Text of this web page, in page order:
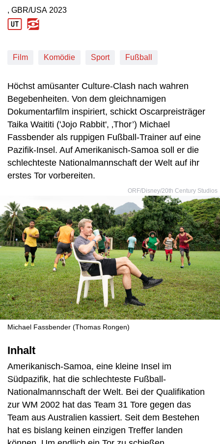
Produktionsland: GBR/USA
, GBR/USA
Produktionsjahr: 2023
2023
Film Komödie Sport Fußball
Höchst amüsanter Culture-Clash nach wahren
Begebenheiten. Von dem gleichnamigen
Dokumentarfilm inspiriert, schickt Oscarpreisträger
Taika Waititi ('Jojo Rabbit', ‚Thor’) Michael
Fassbender als ruppigen Fußball-Trainer auf eine
Pazifik-Insel. Auf Amerikanisch-Samoa soll er die
schlechteste Nationalmannschaft der Welt auf ihr
erstes Tor vorbereiten.
ORF/Disney/20th Century Studios
Michael Fassbender (Thomas Rongen)
Inhalt
Amerikanisch-Samoa, eine kleine Insel im
Südpazifik, hat die schlechteste Fußball-
Nationalmannschaft der Welt. Bei der Qualifikation
zur WM 2002 hat das Team 31 Tore gegen das
Team aus Australien kassiert. Seit dem Bestehen
hat es bislang keinen einzigen Treffer landen